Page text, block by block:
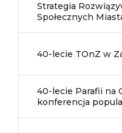
Strategia
Społecznych
40-lecie TOnZ w
40-lecie Parafii na
konferencja